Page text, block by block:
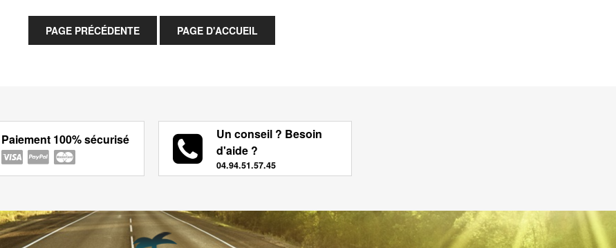
Paiement 100% sécurisé
Un conseil ? Besoin
d'aide ?
04.94.51.57.45